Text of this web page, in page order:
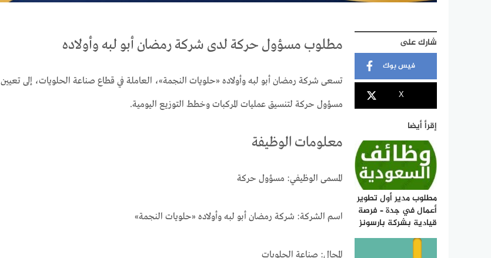
شارك على
فيس بوك
X
إقرأ أيضا
مطلوب مدير أول تطوير
أعمال في جدة – فرصة
قيادية بشركة بارسونز
مطلوب مسؤول حركة لدى شركة رمضان أبو لبه وأولاده
تسعى شركة رمضان أبو لبه وأولاده «حلويات النجمة»، العاملة في قطاع صناعة الحلويات، إلى تعيين
مسؤول حركة لتنسيق عمليات المركبات وخطط التوزيع اليومية.
معلومات الوظيفة
المسمى الوظيفي: مسؤول حركة
اسم الشركة: شركة رمضان أبو لبه وأولاده «حلويات النجمة»
المجال: صناعة الحلويات